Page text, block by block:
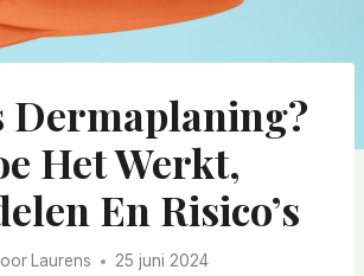
Dermaplaning?
Het Werkt,
En Risico’s
Laurens 25 juni 2024